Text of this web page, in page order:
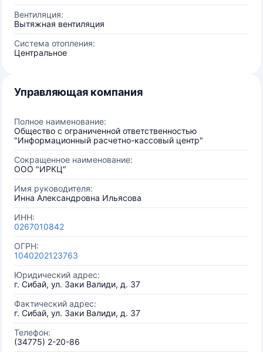
Вентиляция:
Вытяжная вентиляция
Система отопления:
Центральное
Управляющая компания
Полное наименование:
Общество с ограниченной ответственностью
"Информационный расчетно-кассовый центр"
Сокращенное наименование:
ООО "ИРКЦ"
Имя руководителя:
Инна Александровна Ильясова
ИНН:
0267010842
ОГРН:
1040202123763
Юридический адрес:
г. Сибай, ул. Заки Валиди, д. 37
Фактический адрес:
г. Сибай, ул. Заки Валиди, д. 37
Телефон:
(34775) 2-20-86